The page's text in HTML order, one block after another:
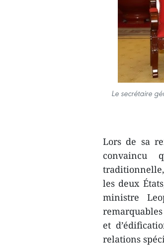
Le secrétaire
Lors de sa
convaincu
les deux
ministre
et
relations